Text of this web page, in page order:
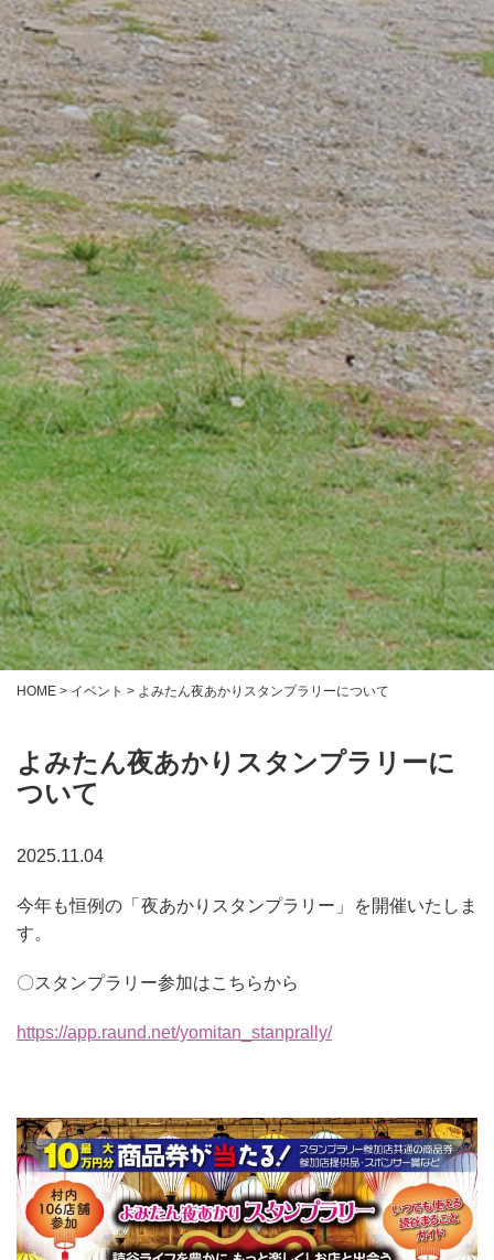
HOME > イベント > よみたん夜あかりスタンプラリーについて
よみたん夜あかりスタンプラリーに
ついて
2025.11.04
今年も恒例の「夜あかりスタンプラリー」を開催いたしま
す。
〇スタンプラリー参加はこちらから
https://app.raund.net/yomitan_stanprally/